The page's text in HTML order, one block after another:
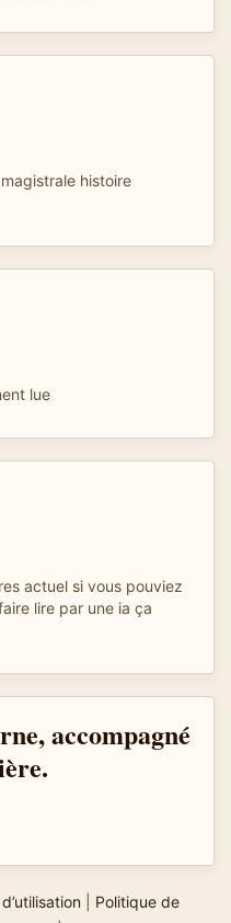
histoire
lue
actuel si vous pouviez
lire par une ia ça
accompagné
| Politique de